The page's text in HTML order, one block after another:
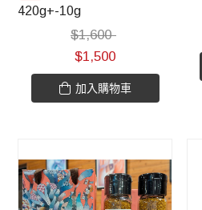
420g+-10g
$1,600
$1,500
加入購物車